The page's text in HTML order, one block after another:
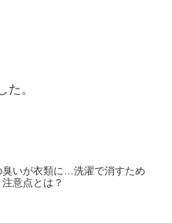
た。
臭いが衣類に…洗濯で消すため
意点とは？